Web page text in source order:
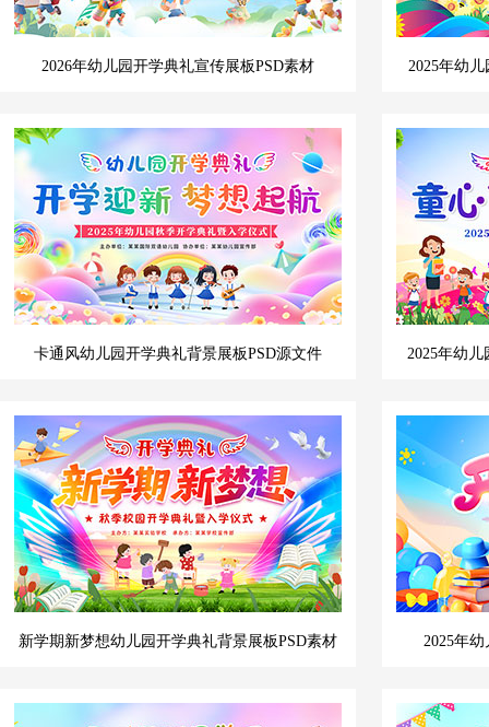
2026年幼儿园开学典礼宣传展板PSD素材 2025年幼
卡通风幼儿园开学典礼背景展板PSD源文件 2025年幼
新学期新梦想幼儿园开学典礼背景展板PSD素材 2025年